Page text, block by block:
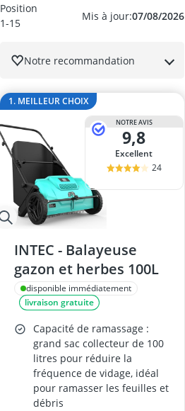
Mis à jour:07/08/2026
Position
1-15
Notre recommandation
1. MEILLEUR CHOIX
NOTRE AVIS
9,8
Excellent
24
INTEC - Balayeuse
gazon et herbes 100L
disponible immédiatement
livraison gratuite
Capacité de ramassage :
grand sac collecteur de 100
litres pour réduire la
fréquence de vidage, idéal
pour ramasser les feuilles et
débris